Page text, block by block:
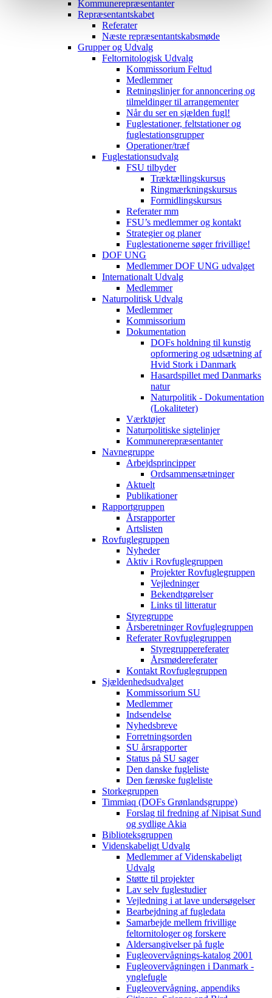
Kommunerepræsentanter
Repræsentantskabet
Referater
Næste repræsentantskabsmøde
Grupper og Udvalg
Feltornitologisk Udvalg
Kommissorium Feltud
Medlemmer
Retningslinjer for annoncering og
tilmeldinger til arrangementer
Når du ser en sjælden fugl!
Fuglestationer, feltstationer og
fuglestationsgrupper
Operationer/træf
Fuglestationsudvalg
FSU tilbyder
Træktællingskursus
Ringmærkningskursus
Formidlingskursus
Referater mm
FSU’s medlemmer og kontakt
Strategier og planer
Fuglestationerne søger frivillige!
DOF UNG
Medlemmer DOF UNG udvalget
Internationalt Udvalg
Medlemmer
Naturpolitisk Udvalg
Medlemmer
Kommissorium
Dokumentation
DOFs holdning til kunstig
opformering og udsætning af
Hvid Stork i Danmark
Hasardspillet med Danmarks
natur
Naturpolitik - Dokumentation
(Lokaliteter)
Værktøjer
Naturpolitiske sigtelinjer
Kommunerepræsentanter
Navnegruppe
Arbejdsprincipper
Ordsammensætninger
Aktuelt
Publikationer
Rapportgruppen
Årsrapporter
Artslisten
Rovfuglegruppen
Nyheder
Aktiv i Rovfuglegruppen
Projekter Rovfuglegruppen
Vejledninger
Bekendtgørelser
Links til litteratur
Styregruppe
Årsberetninger Rovfuglegruppen
Referater Rovfuglegruppen
Styregruppereferater
Årsmødereferater
Kontakt Rovfuglegruppen
Sjældenhedsudvalget
Kommissorium SU
Medlemmer
Indsendelse
Nyhedsbreve
Forretningsorden
SU årsrapporter
Status på SU sager
Den danske fugleliste
Den færøske fugleliste
Storkegruppen
Timmiaq (DOFs Grønlandsgruppe)
Forslag til fredning af Nipisat Sund
og sydlige Akia
Biblioteksgruppen
Videnskabeligt Udvalg
Medlemmer af Videnskabeligt
Udvalg
Støtte til projekter
Lav selv fuglestudier
Vejledning i at lave undersøgelser
Bearbejdning af fugledata
Samarbejde mellem frivillige
feltornitologer og forskere
Aldersangivelser på fugle
Fugleovervågnings-katalog 2001
Fugleovervågningen i Danmark -
ynglefugle
Fugleovervågning, appendiks